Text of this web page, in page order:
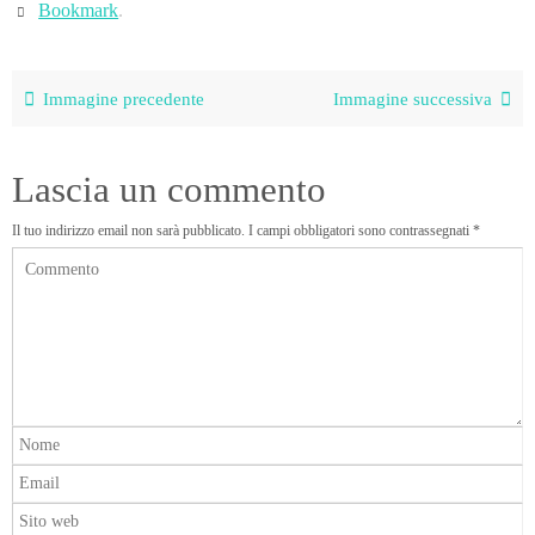
Bookmark.
Immagine precedente Immagine successiva
Lascia un commento
Il tuo indirizzo email non sarà pubblicato. I campi obbligatori sono contrassegnati *